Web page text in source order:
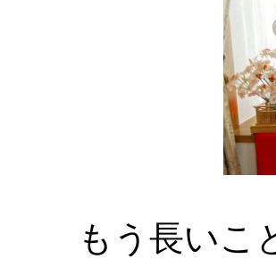
もう長いこ